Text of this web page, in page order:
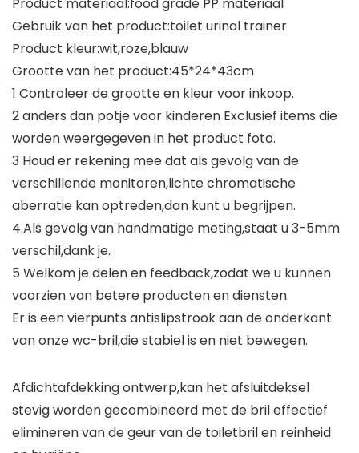
Product materiaal:food grade PP materiaal
Gebruik van het product:toilet urinal trainer
Product kleur:wit,roze,blauw
Grootte van het product:45*24*43cm
1 Controleer de grootte en kleur voor inkoop.
2 anders dan potje voor kinderen Exclusief items die
worden weergegeven in het product foto.
3 Houd er rekening mee dat als gevolg van de
verschillende monitoren,lichte chromatische
aberratie kan optreden,dan kunt u begrijpen.
4.Als gevolg van handmatige meting,staat u 3-5mm
verschil,dank je.
5 Welkom je delen en feedback,zodat we u kunnen
voorzien van betere producten en diensten.
Er is een vierpunts antislipstrook aan de onderkant
van onze wc-bril,die stabiel is en niet bewegen.
Afdichtafdekking ontwerp,kan het afsluitdeksel
stevig worden gecombineerd met de bril effectief
elimineren van de geur van de toiletbril en reinheid